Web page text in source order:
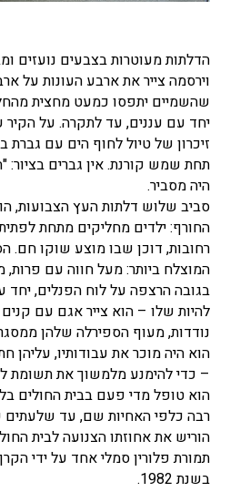
הדלתות מעוטרות בצבעים נועזים
וירסמה צייר את ארבע העונות על
שהשמיים יתפסו כמעט מחצית
יחד עם עננים, עד לתקרה. על הקיר
זיכרון של טיול לחוף הים עם
תחת שמש קורנת. אין גברים בציור:
היה מסביר.
סביב שלוש דלתות העץ הצבועות,
החורף: ילדים מחליקים מתחת
רחובות, דוכן שבו מוצע שוקו חם.
המוצלח ביותר: מעל חווה עם
בגובה הרצפה על לוח הפנלים,
להיות שלו – הוא צייר אגם עם קנים
נודדות, מעוף הספירלה שלהן
הוא היה מוכר את עבודותיו, עליהן
– כדי להימנע מלמשוך את תשומת
הוא טופל מדי פעם בבית החולים
רבה כלפי האחיות שם, עד שלעתים
הוריש את אחוזתו הצנועה לבית
תמורת פלורין סמלי אחד על ידי
בשנת 1982.